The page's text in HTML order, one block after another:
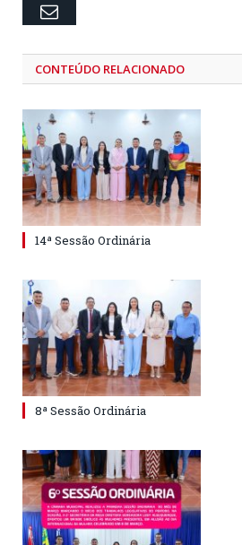
Email
CONTEÚDO RELACIONADO
14ª Sessão Ordinária
8ª Sessão Ordinária